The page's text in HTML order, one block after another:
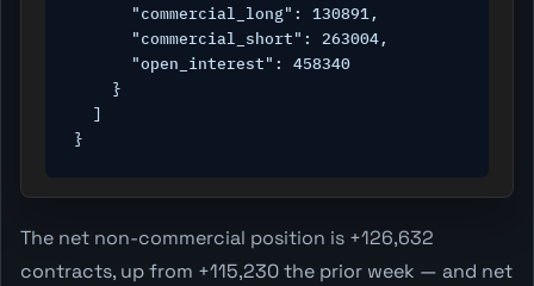
      "commercial_long": 130891,
      "commercial_short": 263004,
      "open_interest": 458340
    }
  ]
}
The net non-commercial position is +126,632
contracts, up from +115,230 the prior week — and net